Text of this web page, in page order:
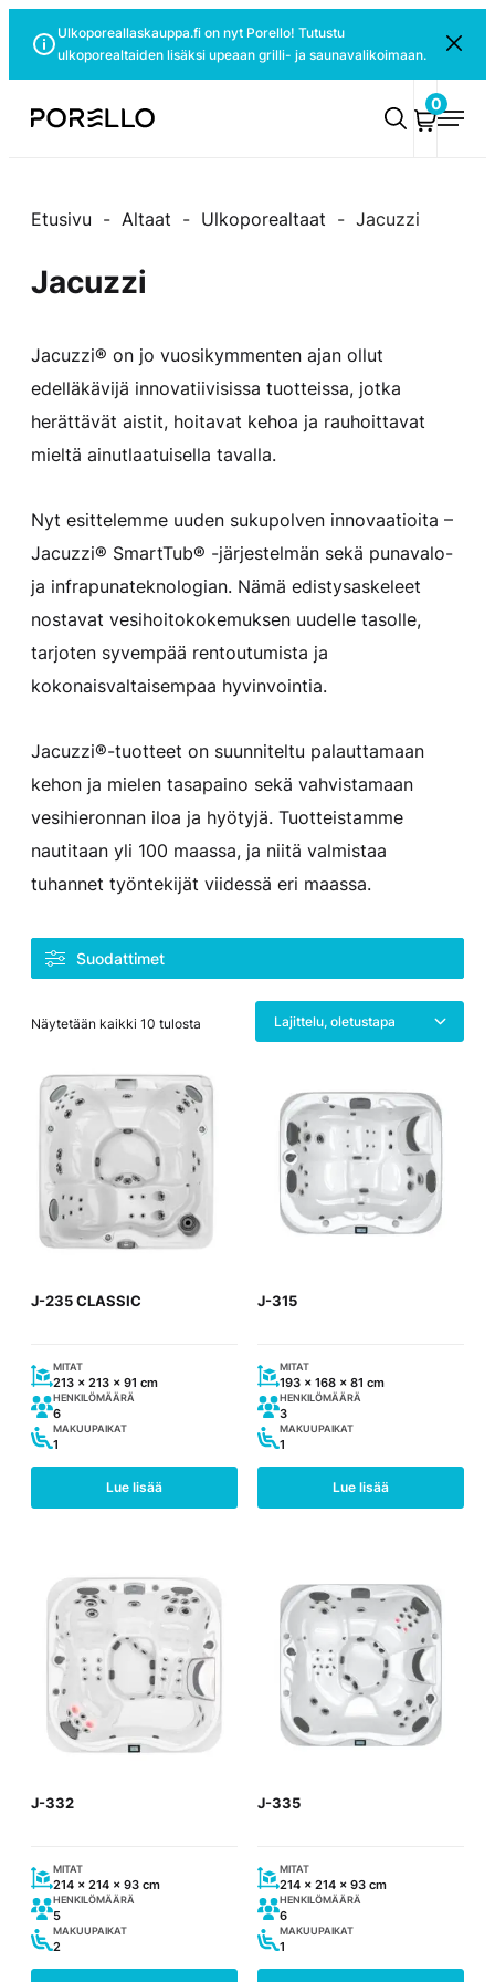
suoraan
Ulkoporeallaskauppa.fi on nyt Porello! Tutustu
ulkoporealtaiden lisäksi upeaan grilli- ja saunavalikoimaan.
Sulje
Porello
0
Etusivu - Altaat - Ulkoporealtaat - Jacuzzi
Jacuzzi
Jacuzzi® on jo vuosikymmenten ajan ollut
edelläkävijä innovatiivisissa tuotteissa, jotka
herättävät aistit, hoitavat kehoa ja rauhoittavat
mieltä ainutlaatuisella tavalla.
Nyt esittelemme uuden sukupolven innovaatioita –
Jacuzzi® SmartTub® -järjestelmän sekä punavalo-
ja infrapunateknologian. Nämä edistysaskeleet
nostavat vesihoitokokemuksen uudelle tasolle,
tarjoten syvempää rentoutumista ja
kokonaisvaltaisempaa hyvinvointia.
Jacuzzi®-tuotteet on suunniteltu palauttamaan
kehon ja mielen tasapaino sekä vahvistamaan
vesihieronnan iloa ja hyötyjä. Tuotteistamme
nautitaan yli 100 maassa, ja niitä valmistaa
tuhannet työntekijät viidessä eri maassa.
Suodattimet
Näytetään kaikki 10 tulosta
J-235 CLASSIC
MITAT
213 x 213 x 91 cm
HENKILÖMÄÄRÄ
6
MAKUUPAIKAT
1
Lue lisää
J-315
MITAT
193 x 168 x 81 cm
HENKILÖMÄÄRÄ
3
MAKUUPAIKAT
1
Lue lisää
J-332
MITAT
214 x 214 x 93 cm
HENKILÖMÄÄRÄ
5
MAKUUPAIKAT
2
J-335
MITAT
214 x 214 x 93 cm
HENKILÖMÄÄRÄ
6
MAKUUPAIKAT
1